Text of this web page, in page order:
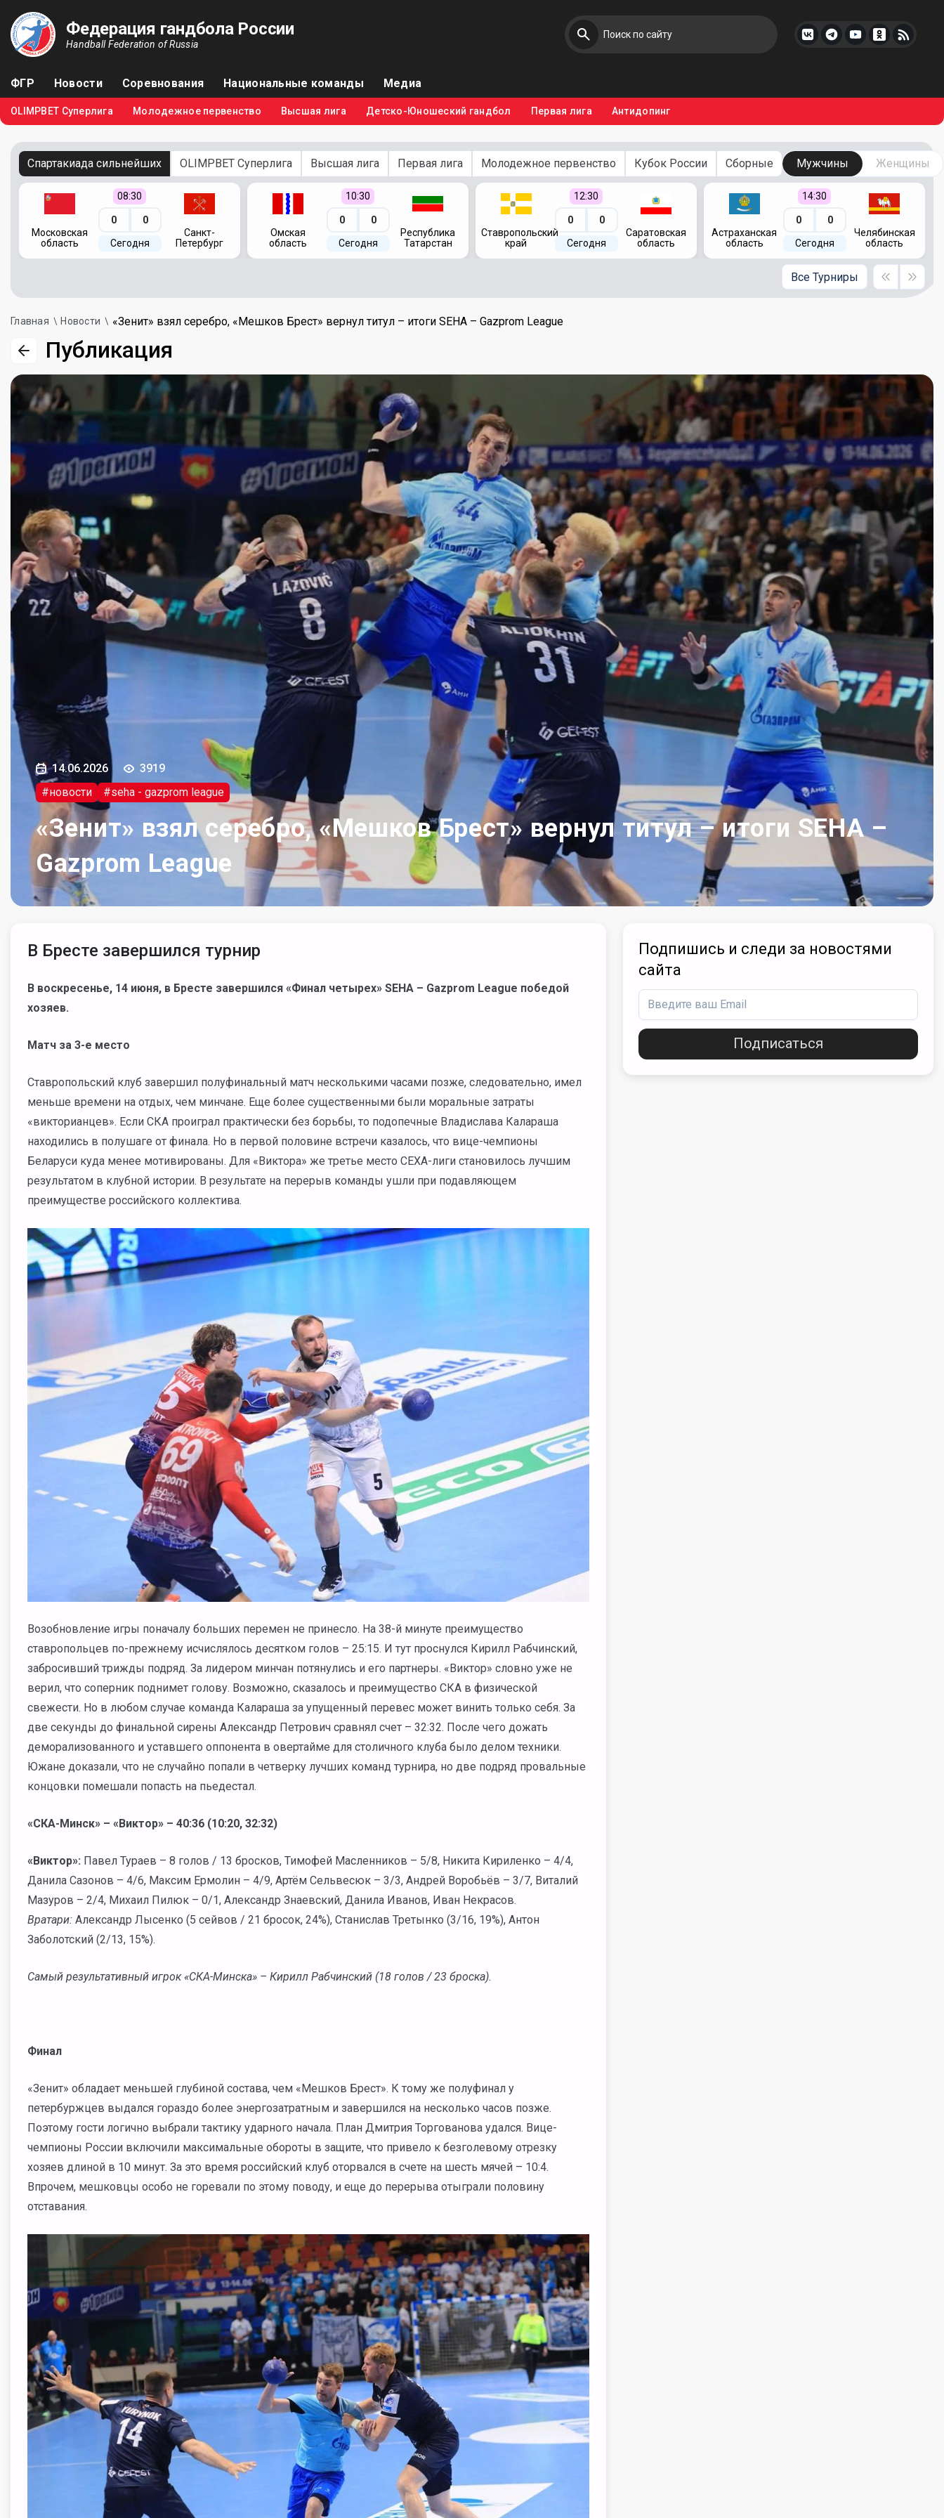
Федерация гандбола России
Handball Federation of Russia
ФГР Новости Соревнования Национальные команды Медиа
OLIMPBET Суперлига Молодежное первенство Высшая лига Детско-Юношеский гандбол Первая лига Антидопинг
Спартакиада сильнейших OLIMPBET Суперлига Высшая лига Первая лига Молодежное первенство Кубок России Сборные Мужчины Женщины
Московская
область
08:30
0 0
Сегодня
Санкт-
Петербург
Омская
область
10:30
0 0
Сегодня
Республика
Татарстан
Ставропольский
край
12:30
0 0
Сегодня
Саратовская
область
Астраханская
область
14:30
0 0
Сегодня
Челябинская
область
Все Турниры
Главная Новости «Зенит» взял серебро, «Мешков Брест» вернул титул – итоги SEHA – Gazprom League
Публикация
14.06.2026
3919
#новости
#seha - gazprom league
«Зенит» взял серебро, «Мешков Брест» вернул титул – итоги SEHA –
Gazprom League
В Бресте завершился турнир
В воскресенье, 14 июня, в Бресте завершился «Финал четырех» SEHA – Gazprom League победой
хозяев.
Матч за 3-е место
Ставропольский клуб завершил полуфинальный матч несколькими часами позже, следовательно, имел
меньше времени на отдых, чем минчане. Еще более существенными были моральные затраты
«викторианцев». Если СКА проиграл практически без борьбы, то подопечные Владислава Калараша
находились в полушаге от финала. Но в первой половине встречи казалось, что вице-чемпионы
Беларуси куда менее мотивированы. Для «Виктора» же третье место СЕХА-лиги становилось лучшим
результатом в клубной истории. В результате на перерыв команды ушли при подавляющем
преимуществе российского коллектива.
Возобновление игры поначалу больших перемен не принесло. На 38-й минуте преимущество
ставропольцев по-прежнему исчислялось десятком голов – 25:15. И тут проснулся Кирилл Рабчинский,
забросивший трижды подряд. За лидером минчан потянулись и его партнеры. «Виктор» словно уже не
верил, что соперник поднимет голову. Возможно, сказалось и преимущество СКА в физической
свежести. Но в любом случае команда Калараша за упущенный перевес может винить только себя. За
две секунды до финальной сирены Александр Петрович сравнял счет – 32:32. После чего дожать
деморализованного и уставшего оппонента в овертайме для столичного клуба было делом техники.
Южане доказали, что не случайно попали в четверку лучших команд турнира, но две подряд провальные
концовки помешали попасть на пьедестал.
«СКА-Минск» – «Виктор» – 40:36 (10:20, 32:32)
«Виктор»: Павел Тураев – 8 голов / 13 бросков, Тимофей Масленников – 5/8, Никита Кириленко – 4/4,
Данила Сазонов – 4/6, Максим Ермолин – 4/9, Артём Сельвесюк – 3/3, Андрей Воробьёв – 3/7, Виталий
Мазуров – 2/4, Михаил Пилюк – 0/1, Александр Знаевский, Данила Иванов, Иван Некрасов.
Вратари: Александр Лысенко (5 сейвов / 21 бросок, 24%), Станислав Третынко (3/16, 19%), Антон
Заболотский (2/13, 15%).
Самый результативный игрок «СКА-Минска» – Кирилл Рабчинский (18 голов / 23 броска).
Финал
«Зенит» обладает меньшей глубиной состава, чем «Мешков Брест». К тому же полуфинал у
петербуржцев выдался гораздо более энергозатратным и завершился на несколько часов позже.
Поэтому гости логично выбрали тактику ударного начала. План Дмитрия Торгованова удался. Вице-
чемпионы России включили максимальные обороты в защите, что привело к безголевому отрезку
хозяев длиной в 10 минут. За это время российский клуб оторвался в счете на шесть мячей – 10:4.
Впрочем, мешковцы особо не горевали по этому поводу, и еще до перерыва отыграли половину
отставания.
Подпишись и следи за новостями
сайта
Подписаться